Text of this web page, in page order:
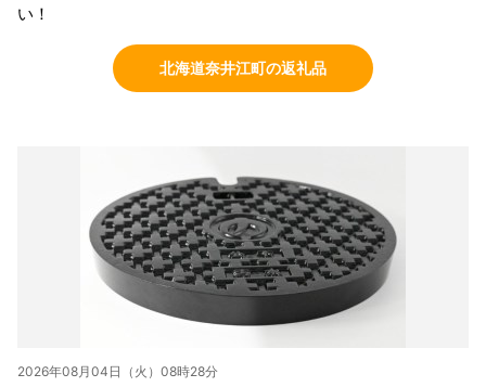
い！
北海道奈井江町の返礼品
2026年08月04日（火）08時28分